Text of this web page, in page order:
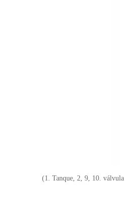
(1. Tanque, 2, 9, 10.